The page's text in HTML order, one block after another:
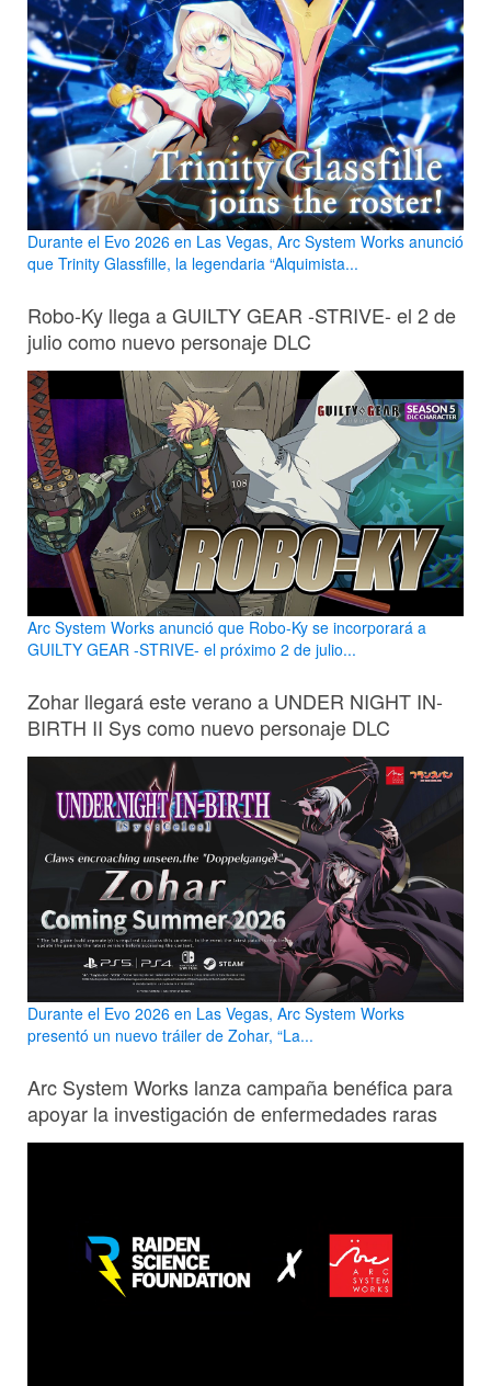
Durante el Evo 2026 en Las Vegas, Arc System Works anunció
que Trinity Glassfille, la legendaria “Alquimista...
Robo-Ky llega a GUILTY GEAR -STRIVE- el 2 de
julio como nuevo personaje DLC
Arc System Works anunció que Robo-Ky se incorporará a
GUILTY GEAR -STRIVE- el próximo 2 de julio...
Zohar llegará este verano a UNDER NIGHT IN-
BIRTH II Sys como nuevo personaje DLC
Durante el Evo 2026 en Las Vegas, Arc System Works
presentó un nuevo tráiler de Zohar, “La...
Arc System Works lanza campaña benéfica para
apoyar la investigación de enfermedades raras